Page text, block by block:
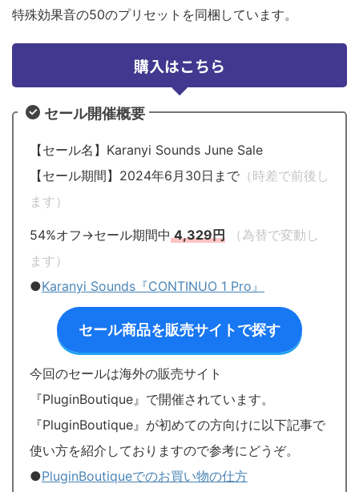
特殊効果音の50のプリセットを同梱しています。
購入はこちら
セール開催概要
【セール名】Karanyi Sounds June Sale
【セール期間】2024年6月30日まで （時差で前後し
ます）
54%オフ→セール期間中4,329円
（為替で変動し
ます）
●Karanyi Sounds『CONTINUO 1 Pro』
セール商品を販売サイトで探す
今回のセールは海外の販売サイト
『PluginBoutique』で開催されています。
『PluginBoutique』が初めての方向けに以下記事で
使い方を紹介しておりますので参考にどうぞ。
●PluginBoutiqueでのお買い物の仕方